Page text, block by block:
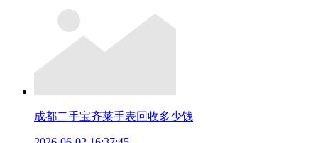
成都二手宝齐莱手表回收多少钱